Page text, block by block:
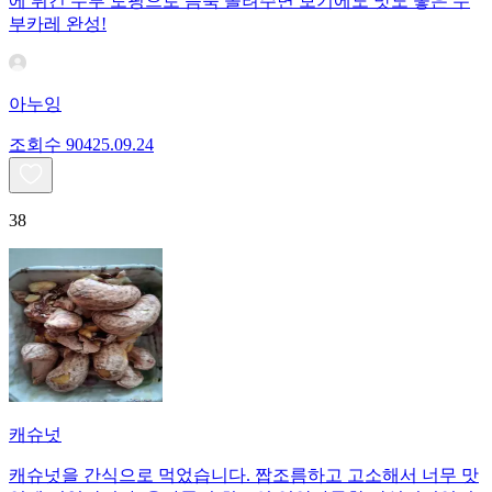
부카레 완성!
아누잉
조회수 90425.09.24
38
캐슈넛
캐슈넛을 간식으로 먹었습니다. 짭조름하고 고소해서 너무 맛